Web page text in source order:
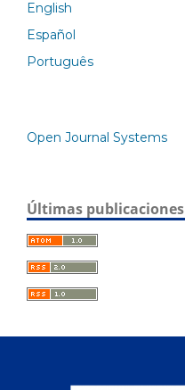
English
Español
Português
Open Journal Systems
Últimas publicaciones